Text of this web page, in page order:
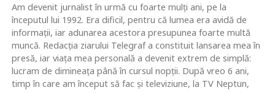
Am devenit jurnalist în urmă cu foarte mulţi ani, pe la
începutul lui 1992. Era dificil, pentru că lumea era avidă de
informaţii, iar adunarea acestora presupunea foarte multă
muncă. Redacţia ziarului Telegraf a constituit lansarea mea în
presă, iar viaţa mea personală a devenit extrem de simplă:
lucram de dimineaţa până în cursul nopţii. După vreo 6 ani,
timp în care am început să fac şi televiziune, la TV Neptun,